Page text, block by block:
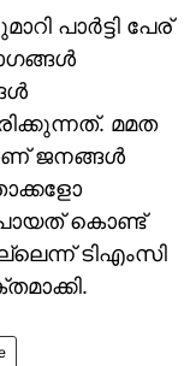
പാർട്ടി പേര്
മമത
ജനങ്ങൾ
കൊണ്ട്
ടിഎംസി